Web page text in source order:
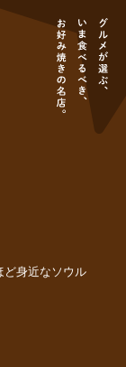
ど身近なソウル